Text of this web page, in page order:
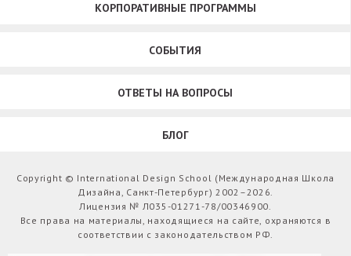
КОРПОРАТИВНЫЕ ПРОГРАММЫ
СОБЫТИЯ
ОТВЕТЫ НА ВОПРОСЫ
БЛОГ
Copyright © International Design School (Международная Школа
Дизайна, Санкт-Петербург) 2002–2026.
Лицензия № Л035-01271-78/00346900.
Все права на материалы, находящиеся на сайте, охраняются в
соответствии с законодательством РФ.